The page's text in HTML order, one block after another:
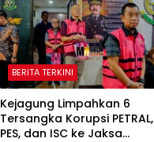
BERITA TERKINI
Kejagung Limpahkan 6
Tersangka Korupsi PETRAL,
PES, dan ISC ke Jaksa